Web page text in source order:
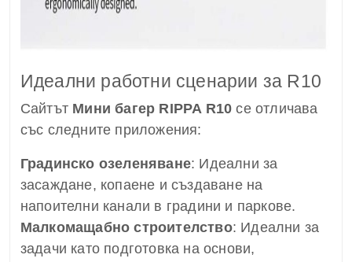
Идеални работни сценарии за R10
Сайтът Мини багер RIPPA R10 се отличава
със следните приложения:
Градинско озеленяване: Идеални за
засаждане, копаене и създаване на
напоителни канали в градини и паркове.
Малкомащабно строителство: Идеални за
задачи като подготовка на основи,